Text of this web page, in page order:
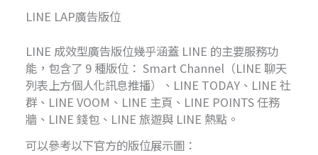
LINE LAP廣告版位
LINE 成效型廣告版位幾乎涵蓋 LINE 的主要服務功
能，包含了 9 種版位： Smart Channel（LINE 聊天
列表上方個人化訊息推播）、LINE TODAY、LINE 社
群、LINE VOOM、LINE 主頁、LINE POINTS 任務
牆、LINE 錢包、LINE 旅遊與 LINE 熱點。
可以參考以下官方的版位展示圖：